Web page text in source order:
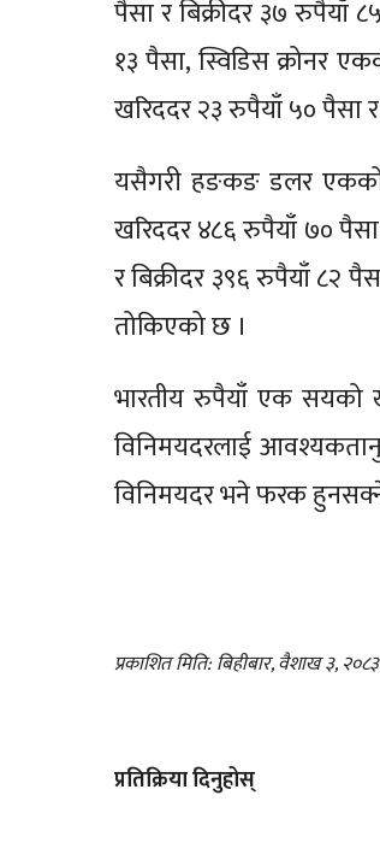
पैसा र बिक्रीदर ३७ रुपैयाँ
१३ पैसा, स्विडिस क्रोनर
खरिददर २३ रुपैयाँ ५० पैसा
यसैगरी हङकङ डलर एकको
खरिददर ४८६ रुपैयाँ ७०
र बिक्रीदर ३९६ रुपैयाँ ८२
तोकिएको छ ।
भारतीय रुपैयाँ एक सयको
विनिमयदरलाई
विनिमयदर भने फरक हुनसक्ने
प्रकाशित मिति: बिहीबार, वैशाख ३, २०८३
प्रतिक्रिया दिनुहोस्